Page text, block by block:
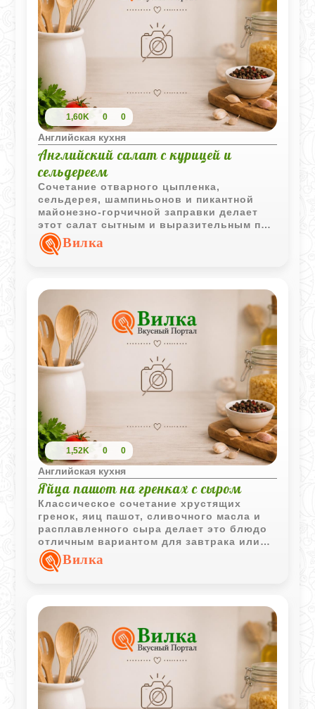
1,60K 0 0
Английская кухня
Английский салат с курицей и
сельдереем
Сочетание отварного цыпленка,
сельдерея, шампиньонов и пикантной
майонезно-горчичной заправки делает
этот салат сытным и выразительным по
вкусу. Хороший вариант для
повседневного меню и праздничной
Вилка
1,52K 0 0
Английская кухня
Яйца пашот на гренках с сыром
Классическое сочетание хрустящих
гренок, яиц пашот, сливочного масла и
расплавленного сыра делает это блюдо
отличным вариантом для завтрака или
легкого перекуса.
Вилка